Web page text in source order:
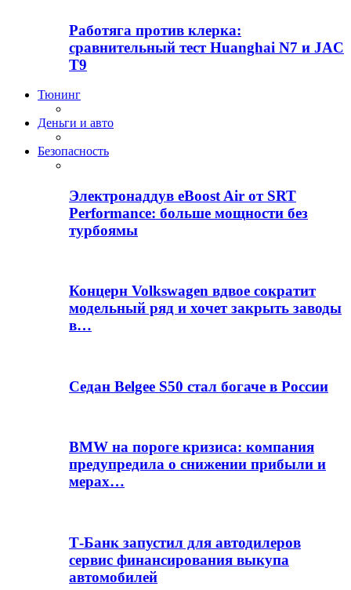
Работяга против клерка:
сравнительный тест Huanghai N7 и JAC
T9
Тюнинг
Деньги и авто
Безопасность
Электронаддув eBoost Air от SRT
Performance: больше мощности без
турбоямы
Концерн Volkswagen вдвое сократит
модельный ряд и хочет закрыть заводы
в…
Седан Belgee S50 стал богаче в России
BMW на пороге кризиса: компания
предупредила о снижении прибыли и
мерах…
Т-Банк запустил для автодилеров
сервис финансирования выкупа
автомобилей